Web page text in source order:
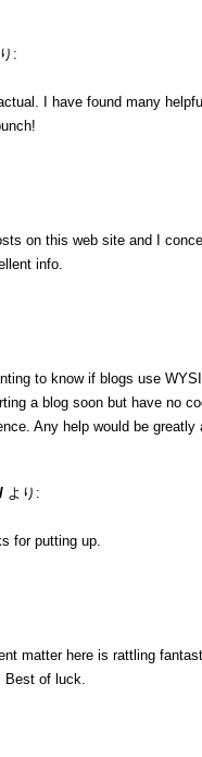
:
I have found many
on this web site and I
info.
to know if blogs use
a blog soon but have no
Any help would be greatly
より:
for putting up.
matter here is rattling
of luck.